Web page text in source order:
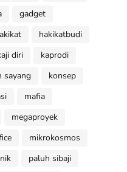
gadget
hakikatbudi
diri
kaprodi
sayang
konsep
mafia
megaproyek
mikrokosmos
paluh sibaji